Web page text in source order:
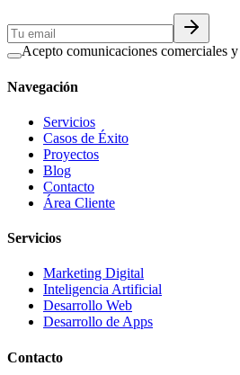
Acepto comunicaciones comerciales y
Navegación
Servicios
Casos de Éxito
Proyectos
Blog
Contacto
Área Cliente
Servicios
Marketing Digital
Inteligencia Artificial
Desarrollo Web
Desarrollo de Apps
Contacto